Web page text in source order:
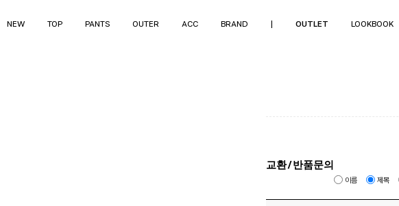
NEW TOP PANTS OUTER ACC BRAND OUTLET LOOKBOOK
교환/반품문의
이름 제목